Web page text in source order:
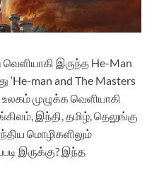
இருந்த He-Man
man and The Masters
முழுக்க வெளியாகி
இந்தி, தமிழ், தெலுங்கு
மொழிகளிலும்
இருக்கு? இந்த